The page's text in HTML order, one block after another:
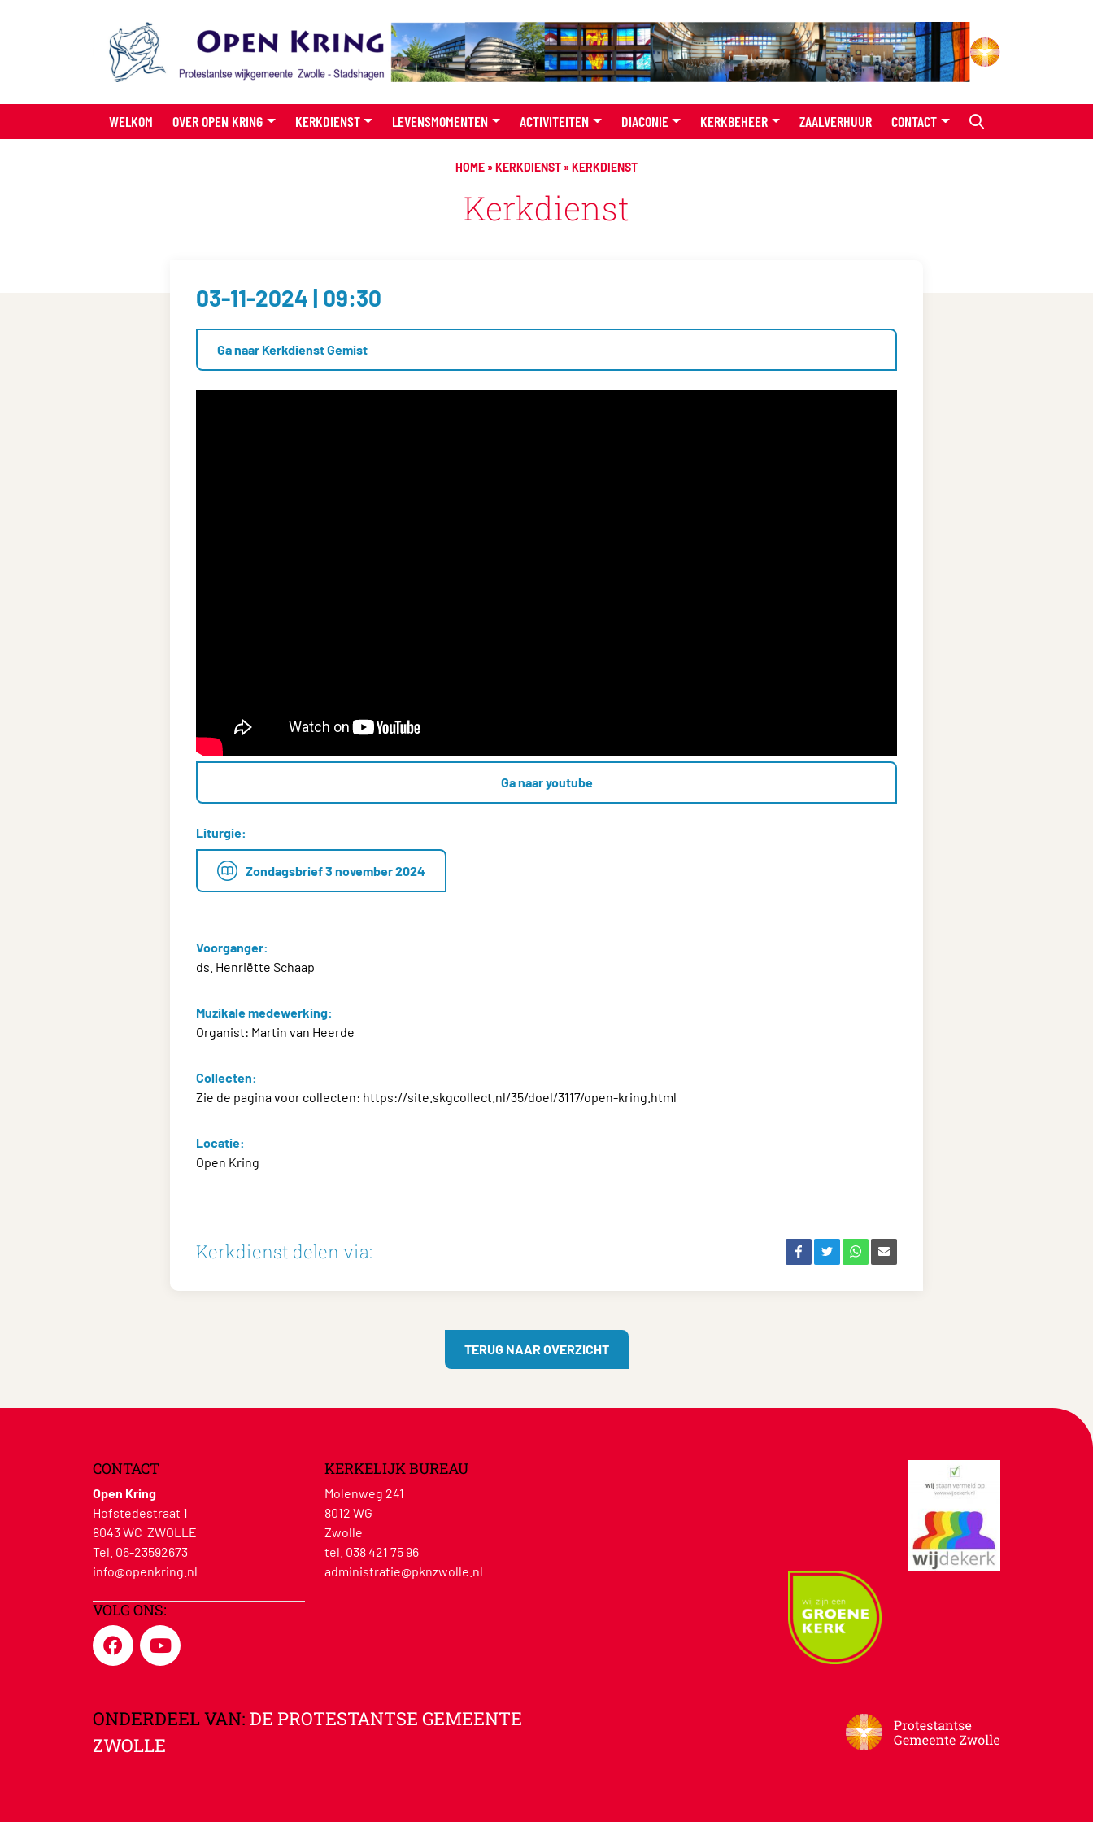
WELKOM OVER OPEN KRING KERKDIENST LEVENSMOMENTEN ACTIVITEITEN DIACONIE KERKBEHEER ZAALVERHUUR CONTACT
HOME »KERKDIENST »KERKDIENST
Kerkdienst
03-11-2024 | 09:30
Ga naar Kerkdienst Gemist
Ga naar youtube
Liturgie:
Zondagsbrief 3 november 2024
Voorganger:
ds. Henriëtte Schaap
Muzikale medewerking:
Organist: Martin van Heerde
Collecten:
Zie de pagina voor collecten: https://site.skgcollect.nl/35/doel/3117/open-kring.html
Locatie:
Open Kring
Kerkdienst delen via:
TERUG NAAR OVERZICHT
CONTACT
Open Kring
Hofstedestraat 1
8043 WC ZWOLLE
Tel. 06-23592673
info@openkring.nl
VOLG ONS:
KERKELIJK BUREAU
Molenweg 241
8012 WG
Zwolle
tel. 038 421 75 96
administratie@pknzwolle.nl
ONDERDEEL VAN: DE PROTESTANTSE GEMEENTE
ZWOLLE